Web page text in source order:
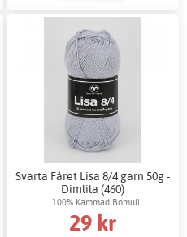
Svarta Fåret Lisa 8/4 garn 50g -
Dimlila (460)
100% Kammad Bomull
29 kr